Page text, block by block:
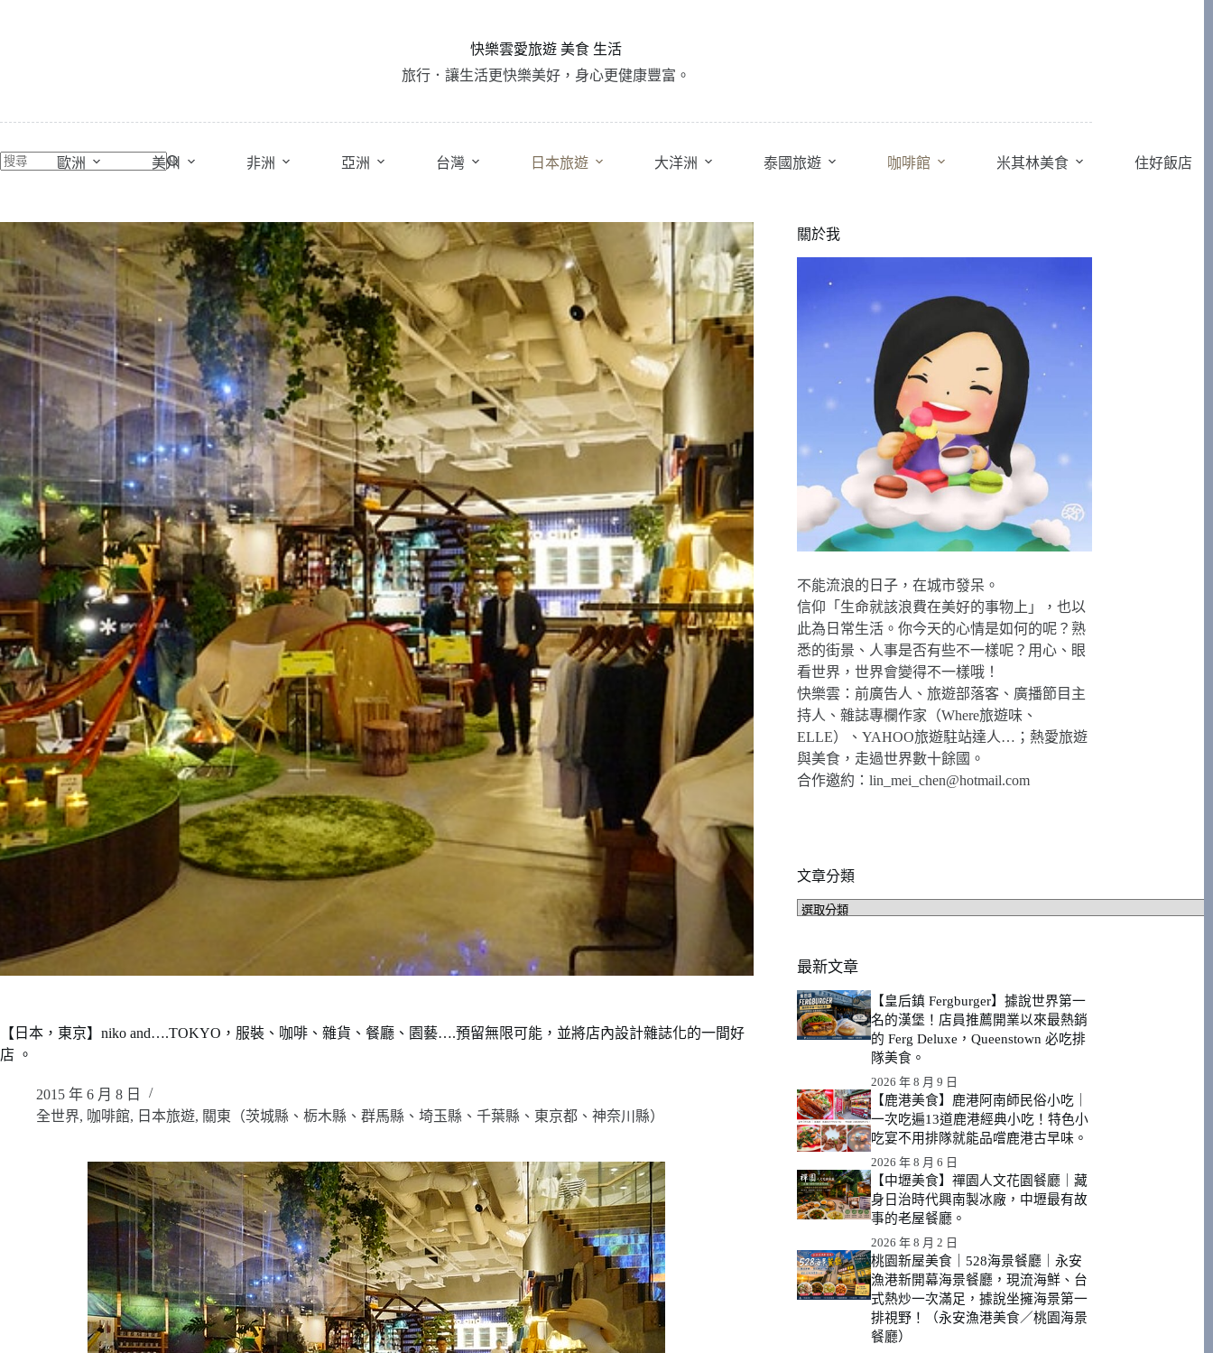
容
快樂雲愛旅遊 美食 生活
旅行．讓生活更快樂美好，身心更健康豐富。
歐洲 美州 非洲 亞洲 台灣 日本旅遊 大洋洲 泰國旅遊 咖啡館 米其林美食 住好飯店
【日本，東京】niko and….TOKYO，服裝、咖啡、雜貨、餐廳、園藝….預留無限可能，並將店內設計雜誌化的一間好
店 。
2015 年 6 月 8 日
全世界, 咖啡館, 日本旅遊, 關東（茨城縣、栃木縣、群馬縣、埼玉縣、千葉縣、東京都、神奈川縣）
關於我
不能流浪的日子，在城市發呆。
信仰「生命就該浪費在美好的事物上」，也以
此為日常生活。你今天的心情是如何的呢？熟
悉的街景、人事是否有些不一樣呢？用心、眼
看世界，世界會變得不一樣哦！
快樂雲：前廣告人、旅遊部落客、廣播節目主
持人、雜誌專欄作家（Where旅遊味、
ELLE）、YAHOO旅遊駐站達人…；熱愛旅遊
與美食，走過世界數十餘國。
合作邀約：lin_mei_chen@hotmail.com
文章分類
文
類
最新文章
【皇后鎮 Fergburger】據說世界第一
名的漢堡！店員推薦開業以來最熱銷
的 Ferg Deluxe，Queenstown 必吃排
隊美食。
2026 年 8 月 9 日
【鹿港美食】鹿港阿南師民俗小吃｜
一次吃遍13道鹿港經典小吃！特色小
吃宴不用排隊就能品嚐鹿港古早味。
2026 年 8 月 6 日
【中壢美食】禪園人文花園餐廳｜藏
身日治時代興南製冰廠，中壢最有故
事的老屋餐廳。
2026 年 8 月 2 日
桃園新屋美食｜528海景餐廳｜永安
漁港新開幕海景餐廳，現流海鮮、台
式熱炒一次滿足，據說坐擁海景第一
排視野！（永安漁港美食／桃園海景
餐廳）